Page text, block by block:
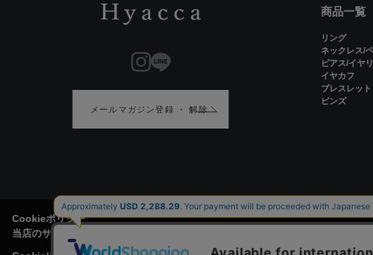
メールマガジン登録 ・ 解除
商品一覧
リング
ネックレス/
ピアス/イヤ
イヤカフ
ブレスレット
ピンズ
Cookieポリシー
当店のサイトには、お客様がより便利にご利用頂けるように、Cookieを使用して